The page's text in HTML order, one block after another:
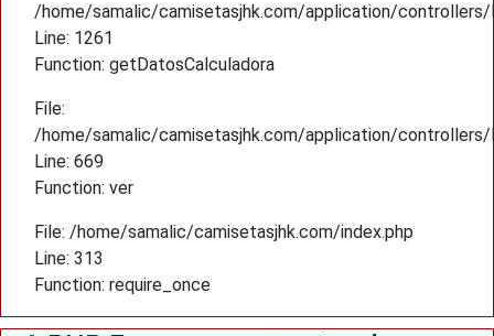
/home/samalic/camisetasjhk.com/application/controllers/
Line: 1261
Function: getDatosCalculadora
File:
/home/samalic/camisetasjhk.com/application/controllers/
Line: 669
Function: ver
File: /home/samalic/camisetasjhk.com/index.php
Line: 313
Function: require_once